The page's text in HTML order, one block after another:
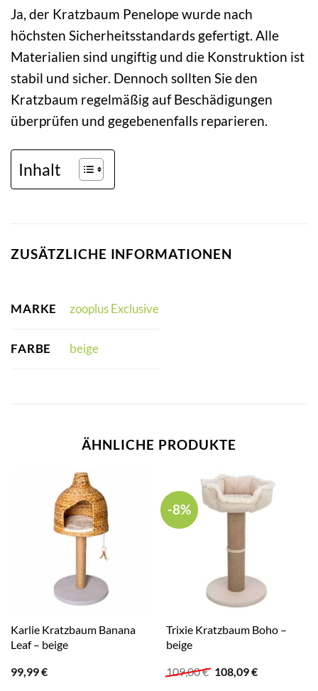
Ja, der Kratzbaum Penelope wurde nach
höchsten Sicherheitsstandards gefertigt. Alle
Materialien sind ungiftig und die Konstruktion ist
stabil und sicher. Dennoch sollten Sie den
Kratzbaum regelmäßig auf Beschädigungen
überprüfen und gegebenenfalls reparieren.
Inhalt
ZUSÄTZLICHE INFORMATIONEN
MARKE zooplus Exclusive
FARBE beige
ÄHNLICHE PRODUKTE
Karlie Kratzbaum Banana
Leaf – beige
99,99€
-8%
Trixie Kratzbaum Boho –
beige
109,00€ Ursprünglicher
Preis
108,09€Aktueller